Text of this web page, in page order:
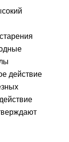
действие